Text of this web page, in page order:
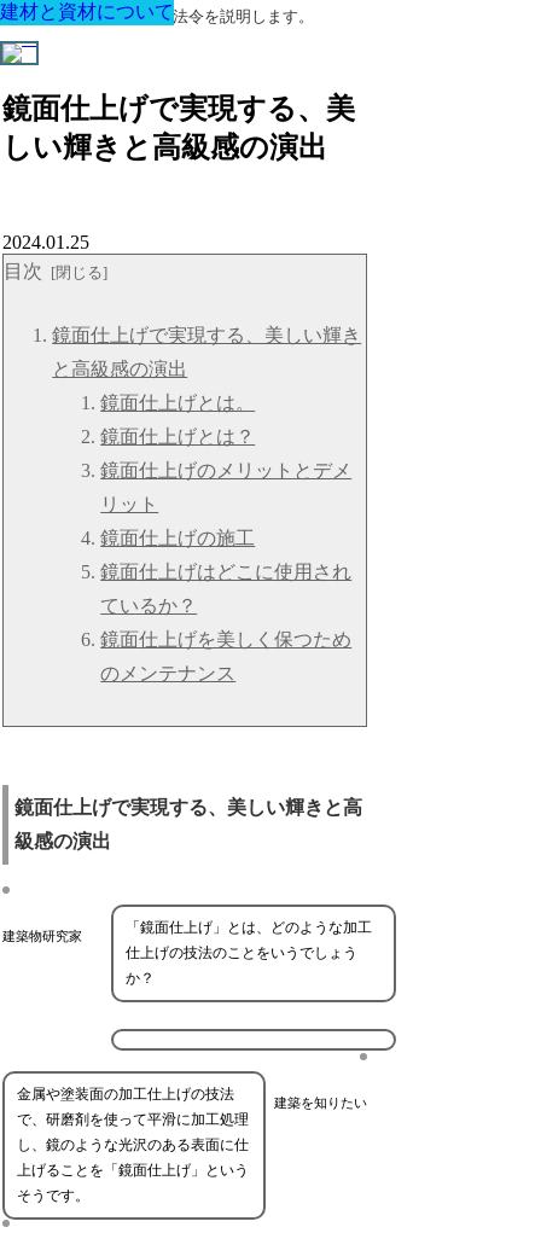
建築に関する用語と関連法令を説明します。
鏡面仕上げで実現する、美
しい輝きと高級感の演出
建材と資材について
2024.01.25
目次
鏡面仕上げで実現する、美しい輝き
と高級感の演出
鏡面仕上げとは。
鏡面仕上げとは？
鏡面仕上げのメリットとデメ
リット
鏡面仕上げの施工
鏡面仕上げはどこに使用され
ているか？
鏡面仕上げを美しく保つため
のメンテナンス
鏡面仕上げで実現する、美しい輝きと高
級感の演出
建築物研究家
「鏡面仕上げ」とは、どのような加工
仕上げの技法のことをいうでしょう
か？
建築を知りたい
金属や塗装面の加工仕上げの技法
で、研磨剤を使って平滑に加工処理
し、鏡のような光沢のある表面に仕
上げることを「鏡面仕上げ」という
そうです。
建材と資材について
建材と資材について
建材と資材について
建材と資材について
建材と資材について
建材と資材について